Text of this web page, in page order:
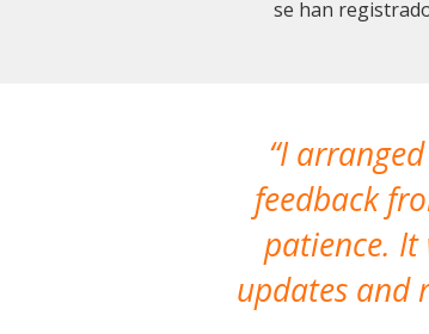
se han
I
feedback
patience.
updates and